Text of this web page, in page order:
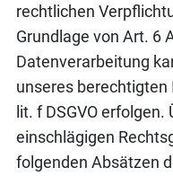
rechtlichen
Grundlage von Art. 6
Datenverarbeitung
unseres berechtigten
lit. f DSGVO erfolgen.
einschlägigen
folgenden Absätzen